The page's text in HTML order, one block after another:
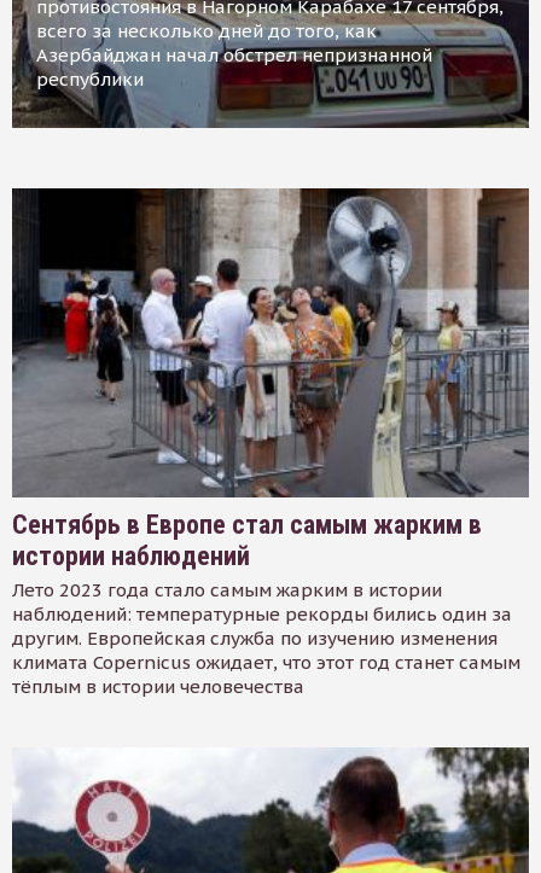
противостояния в Нагорном Карабахе 17 сентября,
всего за несколько дней до того, как
Азербайджан начал обстрел непризнанной
республики
Сентябрь в Европе стал самым жарким в
истории наблюдений
Лето 2023 года стало самым жарким в истории
наблюдений: температурные рекорды бились один за
другим. Европейская служба по изучению изменения
климата Copernicus ожидает, что этот год станет самым
тёплым в истории человечества